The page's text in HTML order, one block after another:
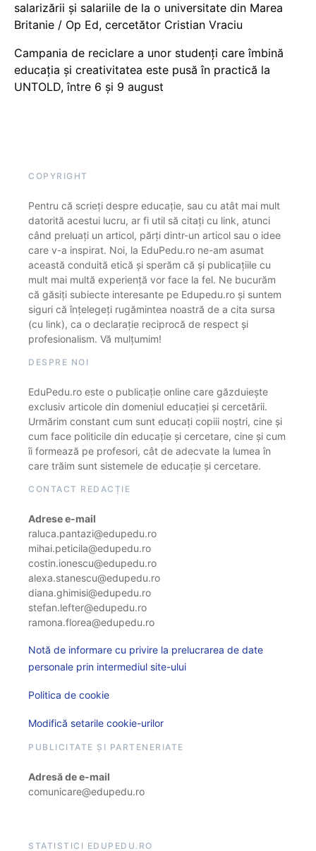
salarizării și salariile de la o universitate din Marea
Britanie / Op Ed, cercetător Cristian Vraciu
Campania de reciclare a unor studenți care îmbină
educația și creativitatea este pusă în practică la
UNTOLD, între 6 și 9 august
COPYRIGHT
Pentru că scrieți despre educație, sau cu atât mai mult
datorită acestui lucru, ar fi util să citați cu link, atunci
când preluați un articol, părți dintr-un articol sau o idee
care v-a inspirat. Noi, la EduPedu.ro ne-am asumat
această conduită etică și sperăm că și publicațiile cu
mult mai multă experiență vor face la fel. Ne bucurăm
că găsiți subiecte interesante pe Edupedu.ro și suntem
siguri că înțelegeți rugămintea noastră de a cita sursa
(cu link), ca o declarație reciprocă de respect și
profesionalism. Vă mulțumim!
DESPRE NOI
EduPedu.ro este o publicație online care găzduiește
exclusiv articole din domeniul educației și cercetării.
Urmărim constant cum sunt educați copiii noștri, cine și
cum face politicile din educație și cercetare, cine și cum
îi formează pe profesori, cât de adecvate la lumea în
care trăim sunt sistemele de educație și cercetare.
CONTACT REDACȚIE
Adrese e-mail
raluca.pantazi@edupedu.ro
mihai.peticila@edupedu.ro
costin.ionescu@edupedu.ro
alexa.stanescu@edupedu.ro
diana.ghimisi@edupedu.ro
stefan.lefter@edupedu.ro
ramona.florea@edupedu.ro
Notă de informare cu privire la prelucrarea de date
personale prin intermediul site-ului
Politica de cookie
Modifică setarile cookie-urilor
PUBLICITATE ȘI PARTENERIATE
Adresă de e-mail
comunicare@edupedu.ro
STATISTICI EDUPEDU.RO